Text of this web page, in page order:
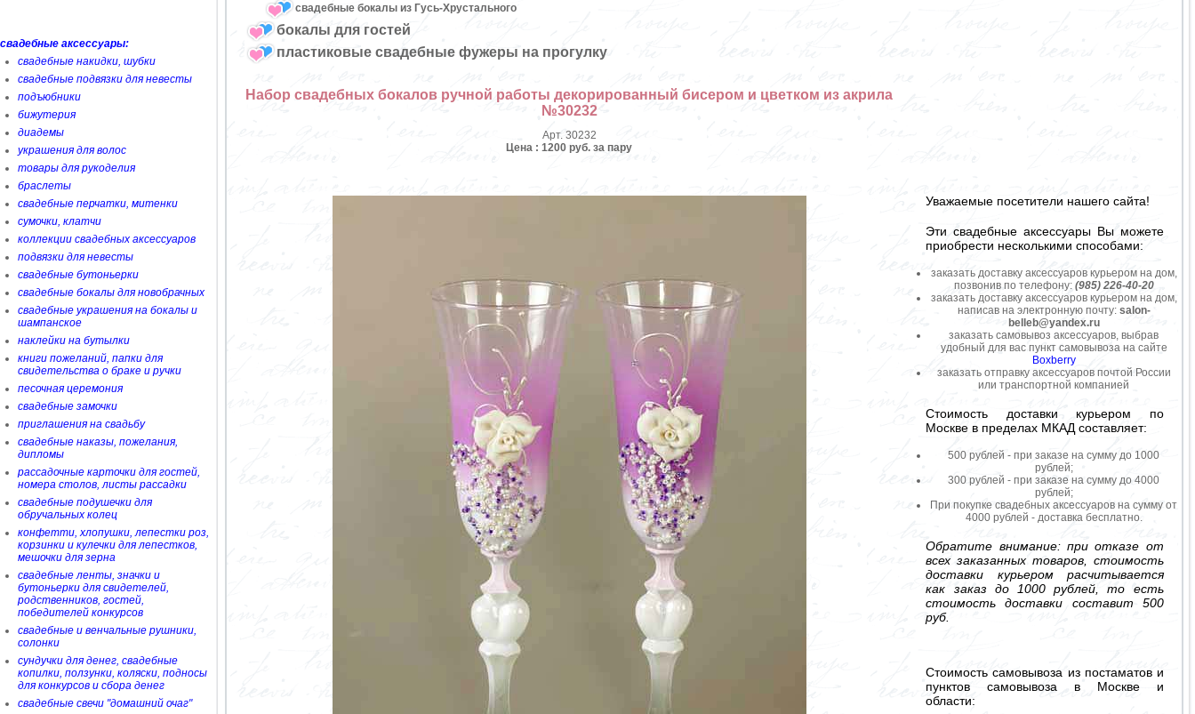
свадебные аксессуары:
свадебные накидки, шубки
свадебные подвязки для невесты
подъюбники
бижутерия
диадемы
украшения для волос
товары для рукоделия
браслеты
свадебные перчатки, митенки
сумочки, клатчи
коллекции свадебных аксессуаров
подвязки для невесты
свадебные бутоньерки
свадебные бокалы для новобрачных
свадебные украшения на бокалы и
шампанское
наклейки на бутылки
книги пожеланий, папки для
свидетельства о браке и ручки
песочная церемония
свадебные замочки
приглашения на свадьбу
свадебные наказы, пожелания,
дипломы
рассадочные карточки для гостей,
номера столов, листы рассадки
свадебные подушечки для
обручальных колец
конфетти, хлопушки, лепестки роз,
корзинки и кулечки для лепестков,
мешочки для зерна
свадебные ленты, значки и
бутоньерки для свидетелей,
родственников, гостей,
победителей конкурсов
свадебные и венчальные рушники,
солонки
сундучки для денег, свадебные
копилки, ползунки, коляски, подносы
для конкурсов и сбора денег
свадебные свечи "домашний очаг"
свадебные бокалы из Гусь-Хрустального
бокалы для гостей
пластиковые свадебные фужеры на прогулку
Уважаемые посетители нашего сайта!
Эти свадебные аксессуары Вы можете
приобрести несколькими способами:
заказать доставку аксессуаров курьером на дом,
позвонив по телефону: (985) 226-40-20
заказать доставку аксессуаров курьером на дом,
написав на электронную почту: salon-
belleb@yandex.ru
заказать самовывоз аксессуаров, выбрав
удобный для вас пункт самовывоза на сайте
Boxberry
заказать отправку аксессуаров почтой России
или транспортной компанией
Стоимость доставки курьером по
Москве в пределах МКАД составляет:
500 рублей - при заказе на сумму до 1000
рублей;
300 рублей - при заказе на сумму до 4000
рублей;
При покупке свадебных аксессуаров на сумму от
4000 рублей - доставка бесплатно.
Обратите внимание: при отказе от
всех заказанных товаров, стоимость
доставки курьером расчитывается
как заказ до 1000 рублей, то есть
стоимость доставки составит 500
руб.
Стоимость самовывоза из постаматов и
пунктов самовывоза в Москве и
области:
Набор свадебных бокалов ручной работы декорированный бисером и цветком из акрила
№30232
Арт. 30232
Цена : 1200 руб. за пару